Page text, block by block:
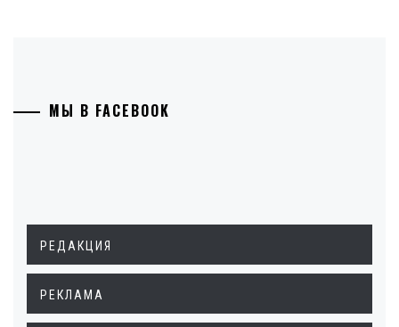
МЫ В FACEBOOK
РЕДАКЦИЯ
РЕКЛАМА